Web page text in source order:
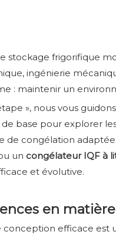
stockage frigorifique
ingénierie
: maintenir un
», nous vous
base pour explorer
de congélation
un congélateur IQF à
et évolutive.
en
efficace est